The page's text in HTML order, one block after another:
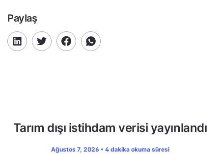
Paylaş
Tarım dışı istihdam verisi yayınlandı
Ağustos 7, 2026 • 4 dakika okuma süresi